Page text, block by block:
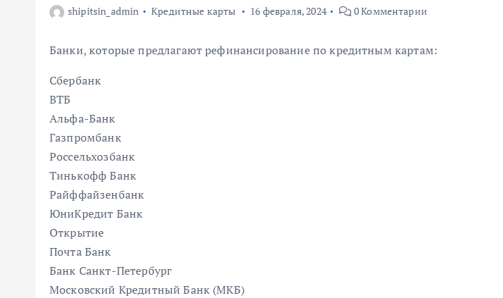
shipitsin_admin Кредитные карты 16 февраля, 2024 0 Комментарии
Банки, которые предлагают рефинансирование по кредитным картам:
Сбербанк
ВТБ
Альфа-Банк
Газпромбанк
Россельхозбанк
Тинькофф Банк
Райффайзенбанк
ЮниКредит Банк
Открытие
Почта Банк
Банк Санкт-Петербург
Московский Кредитный Банк (МКБ)